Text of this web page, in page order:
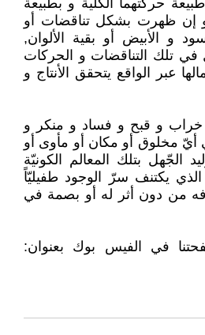
حركتهما الكلية و بطبيعة
و إن ظهرت بشكل تناقضات أو
و الأبيض أو بقية الألوان,
في تلك التناقضات و الحركات
عبر الواقع يتحقق الأنتاج و
خراب و قبح و فساد و منكر و
مخلوق أو مكان أو مأوى أو
الجّهل بتلك المعالم الكونيّة
الذي يكتنف سرّ الوجود طفيليّاً
من دون أثر له أو بصمة في
في الفيس بوك بعنوان: